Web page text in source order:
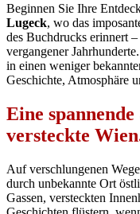
Beginnen Sie Ihre
Lugeck, wo das
des Buchdrucks erinnert
vergangener
in einen weniger
Geschichte, Atmosphäre
Eine
versteckte
Auf verschlungenen
durch unbekannte Ort
Gassen, versteckten